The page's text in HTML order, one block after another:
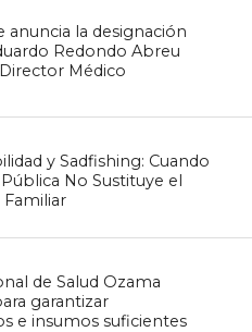
anuncia la designación
Redondo Abreu
Médico
y Sadfishing: Cuando
No Sustituye el
de Salud Ozama
garantizar
e insumos suficientes